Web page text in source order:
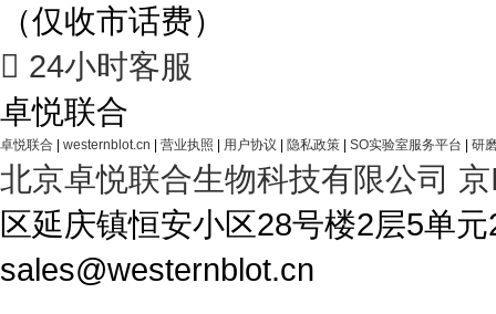
（仅收市话费）
 24小时客服
卓悦联合
卓悦联合 | westernblot.cn | 营业执照 | 用户协议 | 隐私政策 | SO实验室服务平台 | 研
北京卓悦联合生物科技有限公司
区延庆镇恒安小区28号楼2层5单
sales@westernblot.cn